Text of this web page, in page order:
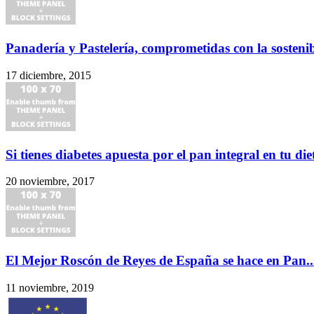
Panadería y Pastelería, comprometidas con la
17 diciembre, 2015
Si tienes diabetes apuesta por el pan integral en tu
20 noviembre, 2017
El Mejor Roscón de Reyes de España se hace en
11 noviembre, 2019